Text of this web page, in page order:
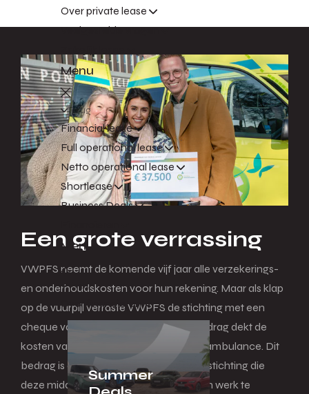
Over private lease
Veelgestelde vragen
Menu
Terug
Financial lease
Full operational lease
Netto operational lease
Shortlease
Business Deals
Menu
Terug
Over financieren
Summer
Een grote verrassing
VWPFS neemt de komende vijf jaar alle verzekerings-
en onderhoudskosten voor hun rekening. Maar als klap
op de vuurpijl verraste VWPFS de stichting met een
cheque van maar liefst €37.500. Dit bedrag dekt de
kosten van drie jaar brandstof voor de ambulance. Dit
bedrag is een geweldige steun voor de stichting die
deze middelen hard nodig heeft om hun werk te